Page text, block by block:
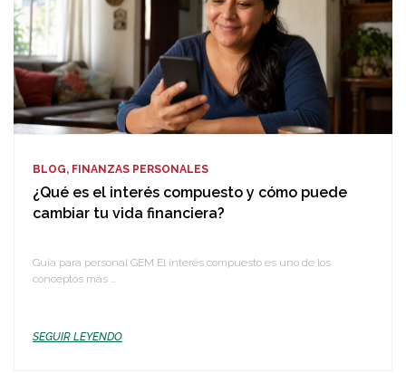
BLOG, FINANZAS PERSONALES
¿Qué es el interés compuesto y cómo puede
cambiar tu vida financiera?
Guía para personal GEM El interés compuesto es uno de los
conceptos más ...
SEGUIR LEYENDO